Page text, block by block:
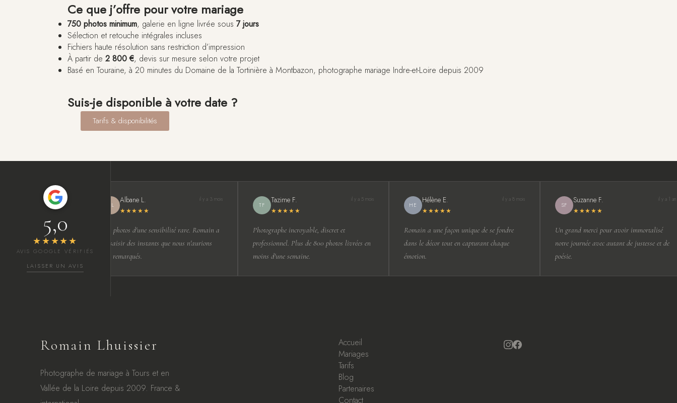
Ce que j’offre pour votre mariage
750 photos minimum, galerie en ligne livrée sous7 jours
Sélection et retouche intégrales incluses
Fichiers haute résolution sans restriction d’impression
À partir de2 800 €, devis sur mesure selon votre projet
Basé en Touraine, à 20 minutes du Domaine de la Tortinière à Montbazon, photographe mariage Indre-et-Loire depuis 2009
Suis-je disponible à votre date ?
Tarifs & disponibilités
5,0
★★★★★
AVIS GOOGLE VÉRIFIÉS
LAISSER UN AVIS
Albane L.
★★★★★
il y a 3 mois
Des photos d'une sensibilité rare. Romain a
su saisir des instants que nous n'aurions
pas remarqués.
TF
Tazime F.
★★★★★
il y a 5 mois
Photographe incroyable, discret et
professionnel. Plus de 800 photos livrées en
moins d'une semaine.
HE
Hélène E.
★★★★★
il y a 8 mois
Romain a une façon unique de se fondre
dans le décor tout en capturant chaque
émotion.
SF
Suzanne F.
★★★★★
il y a 1 an
Un grand merci pour avoir immortalisé
notre journée avec autant de justesse et de
poésie.
Romain Lhuissier
Photographe de mariage à Tours et en
Vallée de la Loire depuis 2009. France &
Accueil
Mariages
Tarifs
Blog
Partenaires
Contact